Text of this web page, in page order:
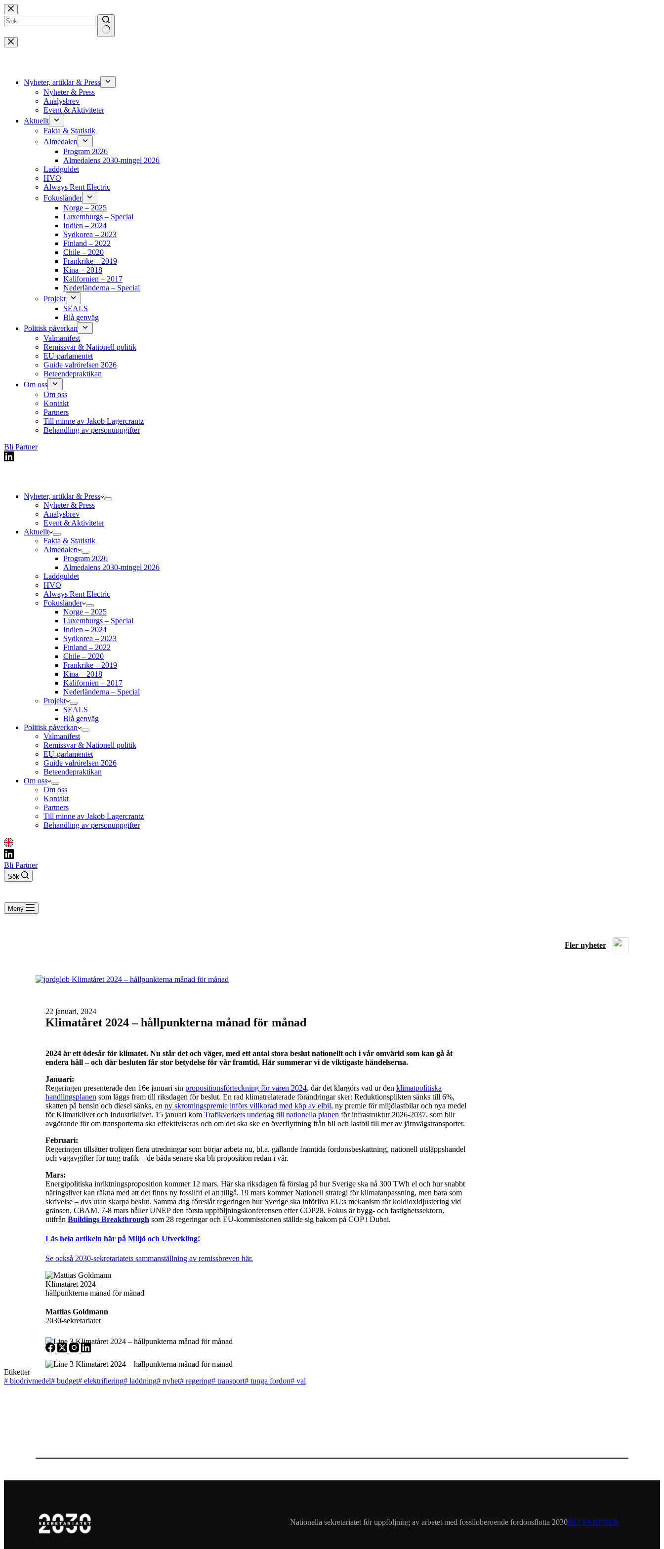
Hoppa
till
innehåll
Inga
resultat
Nyheter, artiklar & Press
Nyheter & Press
Analysbrev
Event & Aktiviteter
Aktuellt
Fakta & Statistik
Almedalen
Program 2026
Almedalens 2030-mingel 2026
Laddguldet
HVO
Always Rent Electric
Fokusländer
Norge – 2025
Luxemburgs – Special
Indien – 2024
Sydkorea – 2023
Finland – 2022
Chile – 2020
Frankrike – 2019
Kina – 2018
Kalifornien – 2017
Nederländerna – Special
Projekt
SEALS
Blå genväg
Politisk påverkan
Valmanifest
Remissvar & Nationell politik
EU-parlamentet
Guide valrörelsen 2026
Beteendepraktikan
Om oss
Om oss
Kontakt
Partners
Till minne av Jakob Lagercrantz
Behandling av personuppgifter
Bli Partner
Nyheter, artiklar & Press
Nyheter & Press
Analysbrev
Event & Aktiviteter
Aktuellt
Fakta & Statistik
Almedalen
Program 2026
Almedalens 2030-mingel 2026
Laddguldet
HVO
Always Rent Electric
Fokusländer
Norge – 2025
Luxemburgs – Special
Indien – 2024
Sydkorea – 2023
Finland – 2022
Chile – 2020
Frankrike – 2019
Kina – 2018
Kalifornien – 2017
Nederländerna – Special
Projekt
SEALS
Blå genväg
Politisk påverkan
Valmanifest
Remissvar & Nationell politik
EU-parlamentet
Guide valrörelsen 2026
Beteendepraktikan
Om oss
Om oss
Kontakt
Partners
Till minne av Jakob Lagercrantz
Behandling av personuppgifter
Bli Partner
Sök
Meny
Fler nyheter
22 januari, 2024
Klimatåret 2024 – hållpunkterna månad för månad
2024 är ett ödesår för klimatet. Nu står det och väger, med ett antal stora beslut nationellt och i vår omvärld som kan gå åt
endera håll – och där besluten får stor betydelse för vår framtid. Här summerar vi de viktigaste händelserna.
Januari:
Regeringen presenterade den 16e januari sin propositionsförteckning för våren 2024, där det klargörs vad ur den klimatpolitiska
handlingsplanen som läggs fram till riksdagen för beslut. En rad klimatrelaterade förändringar sker: Reduktionsplikten sänks till 6%,
skatten på bensin och diesel sänks, en ny skrotningspremie införs villkorad med köp av elbil, ny premie för miljölastbilar och nya medel
för Klimatklivet och Industriklivet. 15 januari kom Trafikverkets underlag till nationella planen för infrastruktur 2026-2037, som blir
avgörande för om transporterna ska effektiviseras och om det ska ske en överflyttning från bil och lastbil till mer av järnvägstransporter.
Februari:
Regeringen tillsätter troligen flera utredningar som börjar arbeta nu, bl.a. gällande framtida fordonsbeskattning, nationell utsläppshandel
och vägavgifter för tung trafik – de båda senare ska bli proposition redan i vår.
Mars:
Energipolitiska inriktningsproposition kommer 12 mars. Här ska riksdagen få förslag på hur Sverige ska nå 300 TWh el och hur snabbt
näringslivet kan räkna med att det finns ny fossilfri el att tillgå. 19 mars kommer Nationell strategi för klimatanpassning, men bara som
skrivelse – dvs utan skarpa beslut. Samma dag föreslår regeringen hur Sverige ska införliva EU:s mekanism för koldioxidjustering vid
gränsen, CBAM. 7-8 mars håller UNEP den första uppföljningskonferensen efter COP28. Fokus är bygg- och fastighetssektorn,
utifrån Buildings Breakthrough som 28 regeringar och EU-kommissionen ställde sig bakom på COP i Dubai.
Läs hela artikeln här på Miljö och Utveckling!
Se också 2030-sekretariatets sammanställning av remissbreven här.
Mattias Goldmann
2030-sekretariatet
Etiketter
# biodrivmedel# budget# elektrifiering# laddning# nyhet# regering# transport# tunga fordon# val
Nationella sekretariatet för uppföljning av arbetet med fossiloberoende fordonsflotta 2030BLI PARTNER